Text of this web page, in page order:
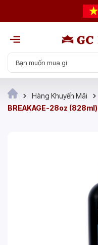
Hàng Khuyến Mãi
BREAKAGE-28oz (828ml)